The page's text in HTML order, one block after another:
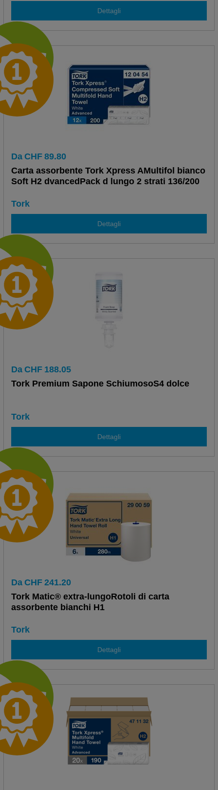
Dettagli
Da CHF 89.80
Carta assorbente Tork Xpress AMultifol bianco
Soft H2 dvancedPack d lungo 2 strati 136/200
Tork
Dettagli
Da CHF 188.05
Tork Premium Sapone SchiumosoS4 dolce
Tork
Dettagli
Da CHF 241.20
Tork Matic® extra-lungoRotoli di carta
assorbente bianchi H1
Tork
Dettagli